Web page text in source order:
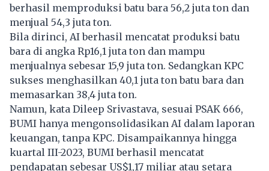
berhasil memproduksi batu bara 56,2 juta ton dan
menjual 54,3 juta ton.
Bila dirinci, AI berhasil mencatat produksi batu
bara di angka Rp16,1 juta ton dan mampu
menjualnya sebesar 15,9 juta ton. Sedangkan KPC
sukses menghasilkan 40,1 juta ton batu bara dan
memasarkan 38,4 juta ton.
Namun, kata Dileep Srivastava, sesuai PSAK 666,
BUMI hanya mengonsolidasikan AI dalam laporan
keuangan, tanpa KPC. Disampaikannya hingga
kuartal III-2023, BUMI berhasil mencatat
pendapatan sebesar US$1,17 miliar atau setara